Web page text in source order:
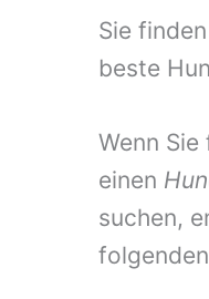
Sie
beste
Wenn
einen
suchen,